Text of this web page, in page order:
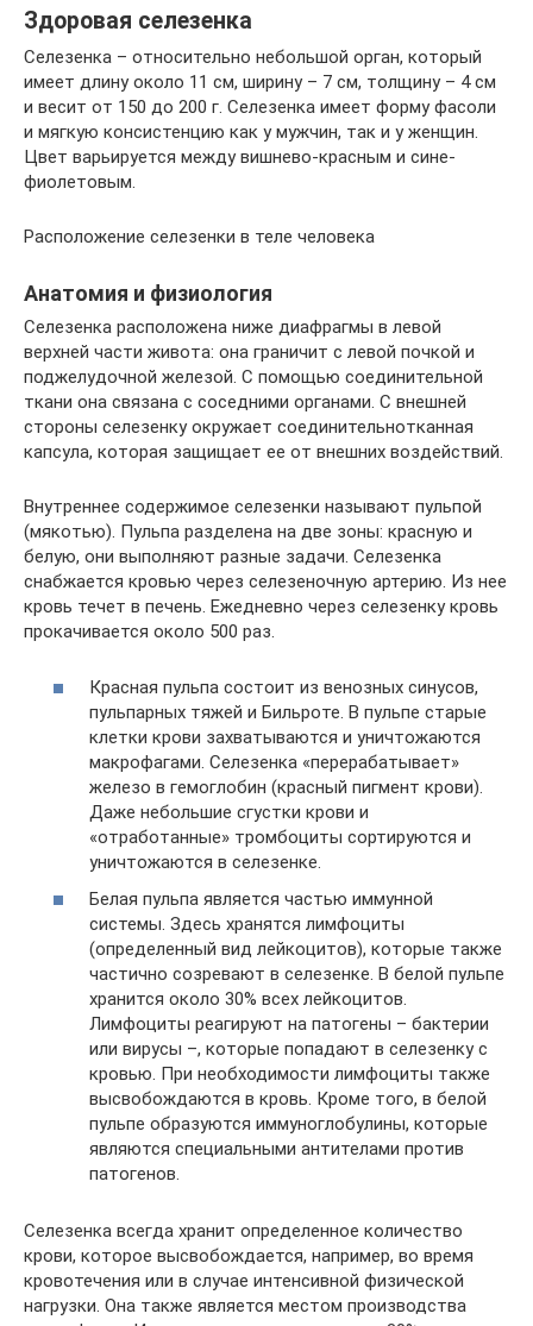
Здоровая селезенка
Селезенка – относительно небольшой орган, который
имеет длину около 11 см, ширину – 7 см, толщину – 4 см
и весит от 150 до 200 г. Селезенка имеет форму фасоли
и мягкую консистенцию как у мужчин, так и у женщин.
Цвет варьируется между вишнево-красным и сине-
фиолетовым.
Расположение селезенки в теле человека
Анатомия и физиология
Селезенка расположена ниже диафрагмы в левой
верхней части живота: она граничит с левой почкой и
поджелудочной железой. С помощью соединительной
ткани она связана с соседними органами. С внешней
стороны селезенку окружает соединительнотканная
капсула, которая защищает ее от внешних воздействий.
Внутреннее содержимое селезенки называют пульпой
(мякотью). Пульпа разделена на две зоны: красную и
белую, они выполняют разные задачи. Селезенка
снабжается кровью через селезеночную артерию. Из нее
кровь течет в печень. Ежедневно через селезенку кровь
прокачивается около 500 раз.
Красная пульпа состоит из венозных синусов,
пульпарных тяжей и Бильроте. В пульпе старые
клетки крови захватываются и уничтожаются
макрофагами. Селезенка «перерабатывает»
железо в гемоглобин (красный пигмент крови).
Даже небольшие сгустки крови и
«отработанные» тромбоциты сортируются и
уничтожаются в селезенке.
Белая пульпа является частью иммунной
системы. Здесь хранятся лимфоциты
(определенный вид лейкоцитов), которые также
частично созревают в селезенке. В белой пульпе
хранится около 30% всех лейкоцитов.
Лимфоциты реагируют на патогены – бактерии
или вирусы –, которые попадают в селезенку с
кровью. При необходимости лимфоциты также
высвобождаются в кровь. Кроме того, в белой
пульпе образуются иммуноглобулины, которые
являются специальными антителами против
патогенов.
Селезенка всегда хранит определенное количество
крови, которое высвобождается, например, во время
кровотечения или в случае интенсивной физической
нагрузки. Она также является местом производства